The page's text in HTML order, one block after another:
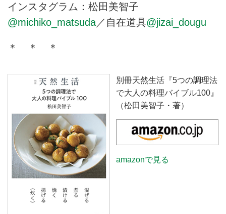
インスタグラム：松田美智子
@michiko_matsuda／自在道具@jizai_dougu
＊ ＊ ＊
別冊天然生活『5つの調理法
で大人の料理バイブル100』
（松田美智子・著）
amazonで見る